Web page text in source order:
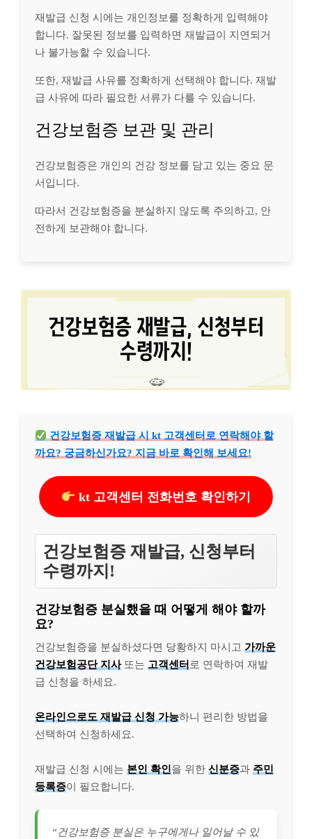
재발급 신청 시에는 개인정보를 정확하게 입력해야
합니다. 잘못된 정보를 입력하면 재발급이 지연되거
나 불가능할 수 있습니다.
또한, 재발급 사유를 정확하게 선택해야 합니다. 재발
급 사유에 따라 필요한 서류가 다를 수 있습니다.
건강보험증 보관 및 관리
건강보험증은 개인의 건강 정보를 담고 있는 중요 문
서입니다.
따라서 건강보험증을 분실하지 않도록 주의하고, 안
전하게 보관해야 합니다.
건강보험증 재발급 시 kt 고객센터로 연락해야 할
까요? 궁금하신가요? 지금 바로 확인해 보세요!
kt 고객센터 전화번호 확인하기
건강보험증 재발급, 신청부터
수령까지!
건강보험증 분실했을 때 어떻게 해야 할까
요?
건강보험증을 분실하셨다면 당황하지 마시고 가까운
건강보험공단 지사또는 고객센터 로 연락하여 재발
급 신청을 하세요.
온라인으로도 재발급 신청 가능하니 편리한 방법을
선택하여 신청하세요.
재발급 신청 시에는 본인 확인을 위한 신분증과 주민
등록증이 필요합니다.
“건강보험증 분실은 누구에게나 일어날 수 있